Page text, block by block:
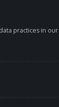
practices in our